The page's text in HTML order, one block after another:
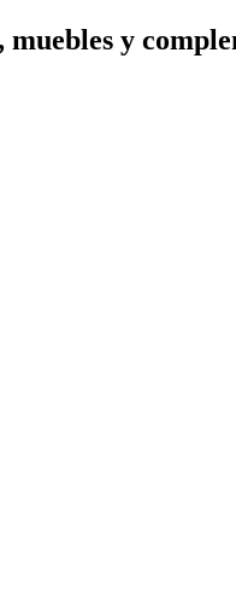
muebles y